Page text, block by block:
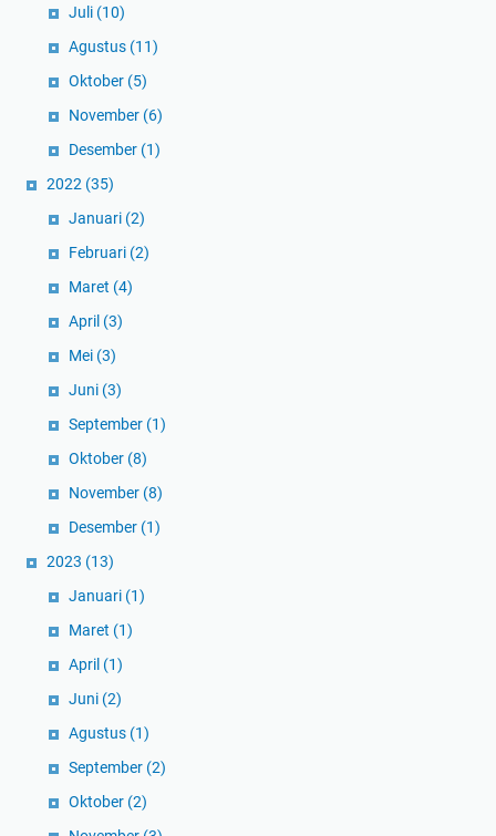
Juli (10)
Agustus (11)
Oktober (5)
November (6)
Desember (1)
2022 (35)
Januari (2)
Februari (2)
Maret (4)
April (3)
Mei (3)
Juni (3)
September (1)
Oktober (8)
November (8)
Desember (1)
2023 (13)
Januari (1)
Maret (1)
April (1)
Juni (2)
Agustus (1)
September (2)
Oktober (2)